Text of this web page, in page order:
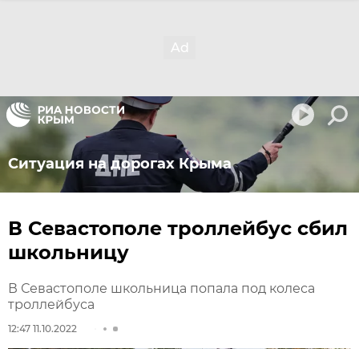
Ситуация на дорогах Крыма
В Севастополе троллейбус сбил
школьницу
В Севастополе школьница попала под колеса
троллейбуса
12:47 11.10.2022